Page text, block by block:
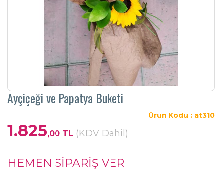
Ayçiçeği ve Papatya Buketi
Ürün Kodu : at310
1.825,00 TL (KDV Dahil)
HEMEN SİPARİŞ VER